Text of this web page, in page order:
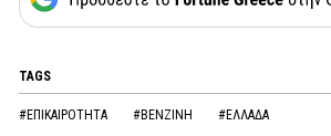
TAGS
#ΕΠΙΚΑΙΡΟΤΗΤΑ #ΒΕΝΖΙΝΗ #ΕΛΛΑΔΑ